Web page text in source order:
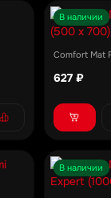
В наличии
Comfort Mat
627 ₽
В наличии